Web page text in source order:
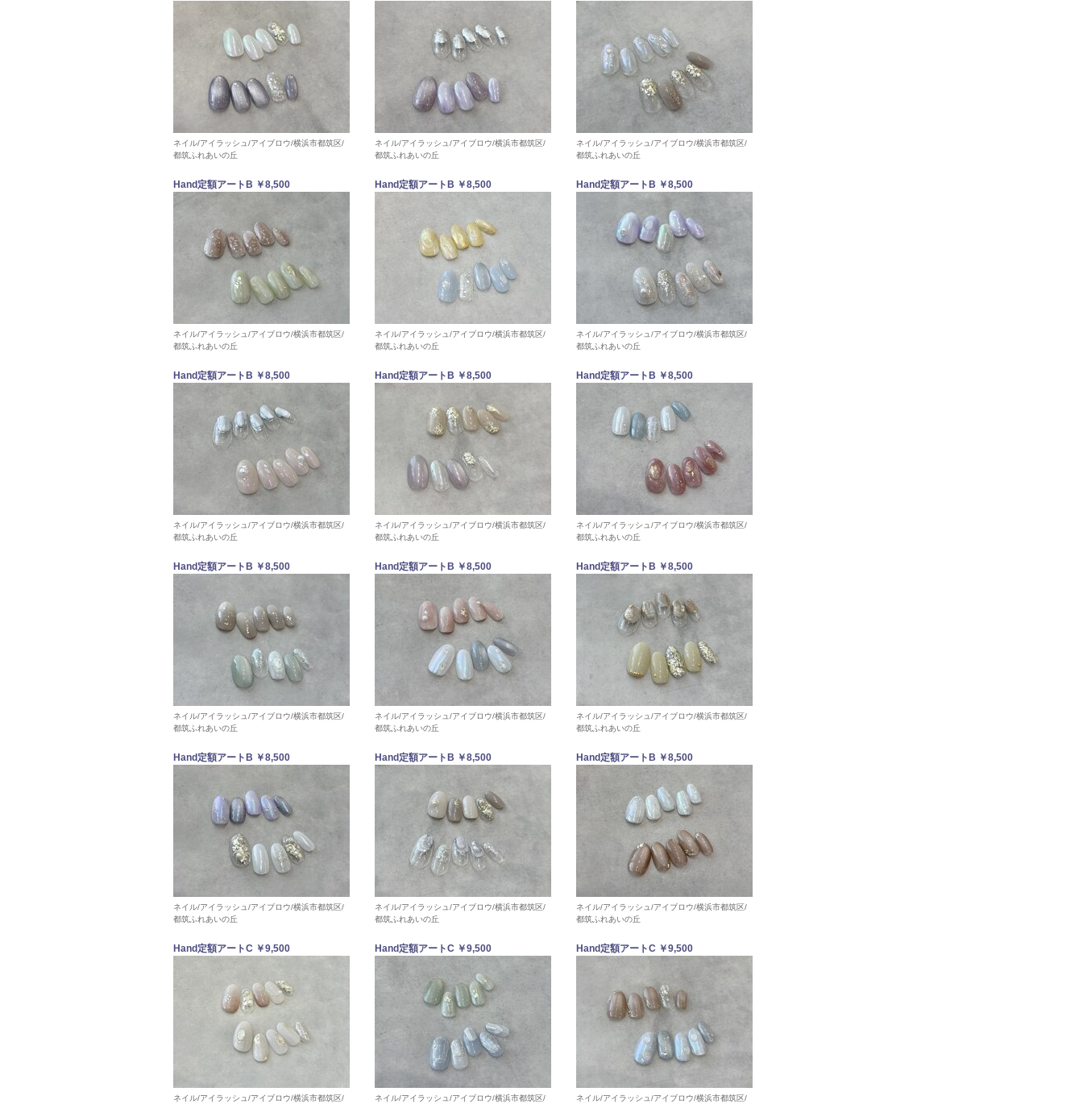
ネイル/アイラッシュ/アイブロウ/横浜市都筑区/
都筑ふれあいの丘
ネイル/アイラッシュ/アイブロウ/横浜市都筑区/
都筑ふれあいの丘
ネイル/アイラッシュ/アイブロウ/横浜市都筑区/
都筑ふれあいの丘
Hand定額アートB ￥8,500
ネイル/アイラッシュ/アイブロウ/横浜市都筑区/
都筑ふれあいの丘
Hand定額アートB ￥8,500
ネイル/アイラッシュ/アイブロウ/横浜市都筑区/
都筑ふれあいの丘
Hand定額アートB ￥8,500
ネイル/アイラッシュ/アイブロウ/横浜市都筑区/
都筑ふれあいの丘
Hand定額アートB ￥8,500
ネイル/アイラッシュ/アイブロウ/横浜市都筑区/
都筑ふれあいの丘
Hand定額アートB ￥8,500
ネイル/アイラッシュ/アイブロウ/横浜市都筑区/
都筑ふれあいの丘
Hand定額アートB ￥8,500
ネイル/アイラッシュ/アイブロウ/横浜市都筑区/
都筑ふれあいの丘
Hand定額アートB ￥8,500
ネイル/アイラッシュ/アイブロウ/横浜市都筑区/
都筑ふれあいの丘
Hand定額アートB ￥8,500
ネイル/アイラッシュ/アイブロウ/横浜市都筑区/
都筑ふれあいの丘
Hand定額アートB ￥8,500
ネイル/アイラッシュ/アイブロウ/横浜市都筑区/
都筑ふれあいの丘
Hand定額アートB ￥8,500
ネイル/アイラッシュ/アイブロウ/横浜市都筑区/
都筑ふれあいの丘
Hand定額アートB ￥8,500
ネイル/アイラッシュ/アイブロウ/横浜市都筑区/
都筑ふれあいの丘
Hand定額アートB ￥8,500
ネイル/アイラッシュ/アイブロウ/横浜市都筑区/
都筑ふれあいの丘
Hand定額アートC ￥9,500
ネイル/アイラッシュ/アイブロウ/横浜市都筑区/
Hand定額アートC ￥9,500
ネイル/アイラッシュ/アイブロウ/横浜市都筑区/
Hand定額アートC ￥9,500
ネイル/アイラッシュ/アイブロウ/横浜市都筑区/